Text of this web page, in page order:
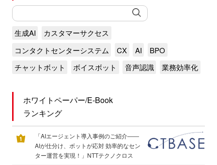
生成AI
カスタマーサクセス
コンタクトセンターシステム
CX AI
BPO
チャットボット
ボイスボット 音声認識 業務効率化
ホワイトペーパー/E-Book
ランキング
「AIエージェント導入事例のご紹介――
AIが仕分け、ボットが応対 効率的なセン
ター運営を実現！」NTTテクノクロス